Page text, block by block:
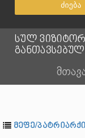
ძიება
სულ
მეფე/